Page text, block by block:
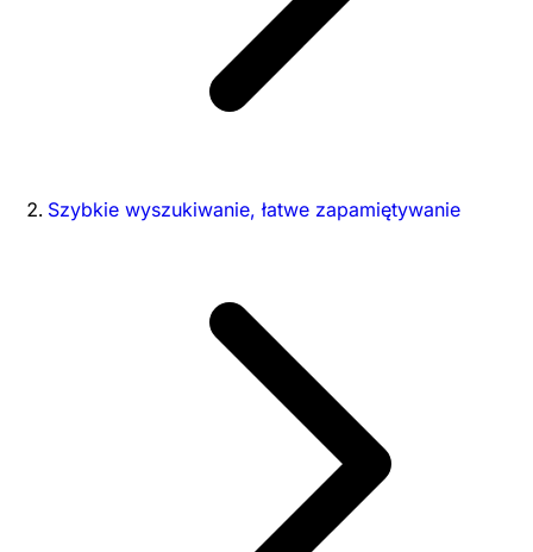
Szybkie wyszukiwanie, łatwe zapamiętywanie